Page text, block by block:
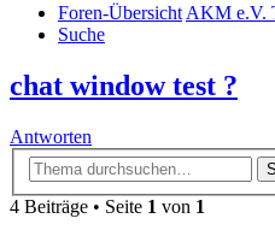
Foren-Übersicht AKM e.V.
Suche
chat window test ?
Antworten
4 Beiträge • Seite 1 von 1